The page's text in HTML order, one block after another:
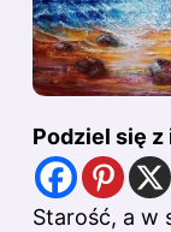
Podziel się z
Starość, a w